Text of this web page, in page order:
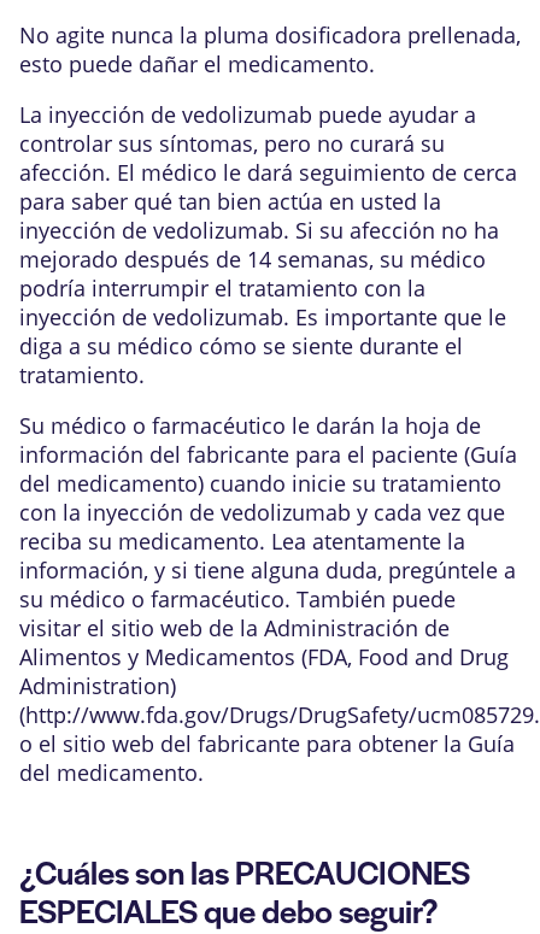
No agite nunca la pluma dosificadora prellenada,
esto puede dañar el medicamento.
La inyección de vedolizumab puede ayudar a
controlar sus síntomas, pero no curará su
afección. El médico le dará seguimiento de cerca
para saber qué tan bien actúa en usted la
inyección de vedolizumab. Si su afección no ha
mejorado después de 14 semanas, su médico
podría interrumpir el tratamiento con la
inyección de vedolizumab. Es importante que le
diga a su médico cómo se siente durante el
tratamiento.
Su médico o farmacéutico le darán la hoja de
información del fabricante para el paciente (Guía
del medicamento) cuando inicie su tratamiento
con la inyección de vedolizumab y cada vez que
reciba su medicamento. Lea atentamente la
información, y si tiene alguna duda, pregúntele a
su médico o farmacéutico. También puede
visitar el sitio web de la Administración de
Alimentos y Medicamentos (FDA, Food and Drug
Administration)
(http://www.fda.gov/Drugs/DrugSafety/
o el sitio web del fabricante para obtener la Guía
del medicamento.
¿Cuáles son las PRECAUCIONES
ESPECIALES que debo seguir?